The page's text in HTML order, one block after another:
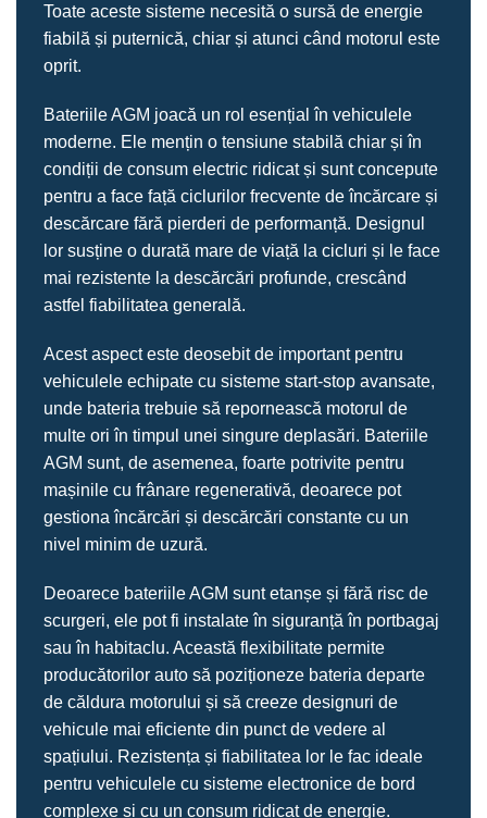
Toate aceste sisteme necesită o sursă de energie
fiabilă și puternică, chiar și atunci când motorul este
oprit.
Bateriile AGM joacă un rol esențial în vehiculele
moderne. Ele mențin o tensiune stabilă chiar și în
condiții de consum electric ridicat și sunt concepute
pentru a face față ciclurilor frecvente de încărcare și
descărcare fără pierderi de performanță. Designul
lor susține o durată mare de viață la cicluri și le face
mai rezistente la descărcări profunde, crescând
astfel fiabilitatea generală.
Acest aspect este deosebit de important pentru
vehiculele echipate cu sisteme start‑stop avansate,
unde bateria trebuie să repornească motorul de
multe ori în timpul unei singure deplasări. Bateriile
AGM sunt, de asemenea, foarte potrivite pentru
mașinile cu frânare regenerativă, deoarece pot
gestiona încărcări și descărcări constante cu un
nivel minim de uzură.
Deoarece bateriile AGM sunt etanșe și fără risc de
scurgeri, ele pot fi instalate în siguranță în portbagaj
sau în habitaclu. Această flexibilitate permite
producătorilor auto să poziționeze bateria departe
de căldura motorului și să creeze designuri de
vehicule mai eficiente din punct de vedere al
spațiului. Rezistența și fiabilitatea lor le fac ideale
pentru vehiculele cu sisteme electronice de bord
complexe și cu un consum ridicat de energie.